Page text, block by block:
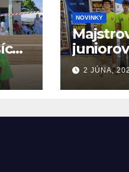
NOVINKY
2 JÚNA,